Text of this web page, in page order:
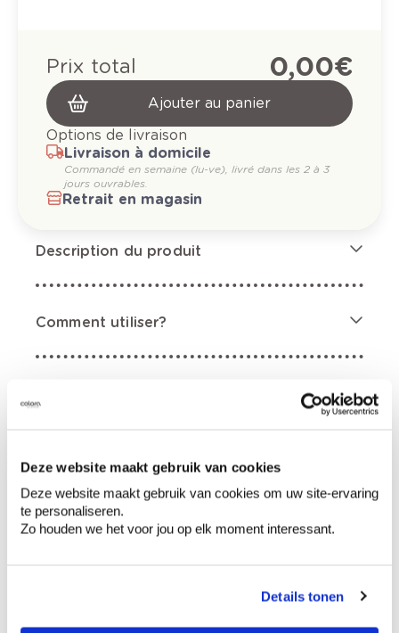
Deze website maakt gebruik van cookies
Deze website maakt gebruik van cookies om uw site-ervaring
te personaliseren.
Zo houden we het voor jou op elk moment interessant.
Details tonen
Prix total 0,00 €
Ajouter au panier
Options de livraison
Livraison à domicile
Commandé en semaine (lu-ve), livré dans les 2 à 3
jours ouvrables.
Retrait en magasin
Description du produit
Comment utiliser?
Informations sur l'étiquette
Mentions de danger
Contient hydrocarbures, C9-C11, n-alcanes,